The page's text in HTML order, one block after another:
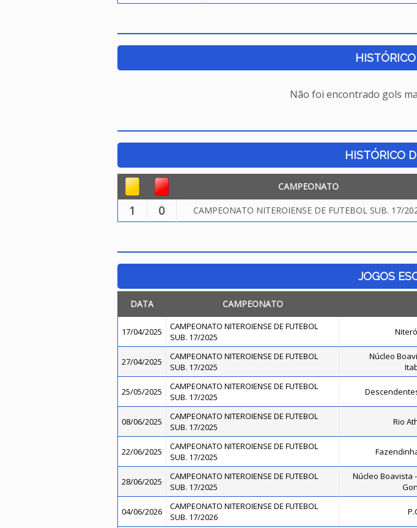
Não foi encontrado gols
HISTÓRICO
CAMPEONATO
1 0 CAMPEONATO NITEROIENSE DE FUTEBOL SUB. 17/
JOGOS
DATA CAMPEONATO
17/04/2025
CAMPEONATO NITEROIENSE DE FUTEBOL
SUB. 17/2025
27/04/2025
CAMPEONATO NITEROIENSE DE FUTEBOL
SUB. 17/2025
Núcleo
25/05/2025
CAMPEONATO NITEROIENSE DE FUTEBOL
SUB. 17/2025
08/06/2025
CAMPEONATO NITEROIENSE DE FUTEBOL
SUB. 17/2025
Rio
22/06/2025
CAMPEONATO NITEROIENSE DE FUTEBOL
SUB. 17/2025
28/06/2025
CAMPEONATO NITEROIENSE DE FUTEBOL
SUB. 17/2025
Núcleo Boavista
04/06/2026
CAMPEONATO NITEROIENSE DE FUTEBOL
SUB. 17/2026